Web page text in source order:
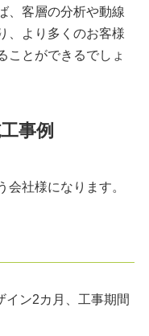
、客層の分析や動線
、より多くのお客様
ことができるでしょ
事例
社様になります。
イン2カ月、工事期間